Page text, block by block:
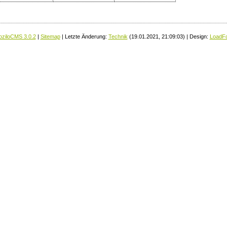
3.0.2| Sitemap| Letzte Änderung: Technik (19.01.2021, 21:09:03) | Design: